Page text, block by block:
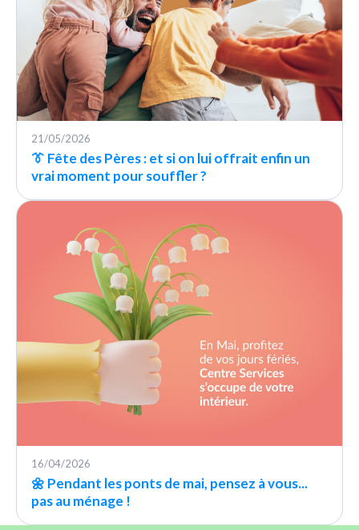
21/05/2026
👔 Fête des Pères : et si on lui offrait enfin un
vrai moment pour souffler ?
16/04/2026
🌼 Pendant les ponts de mai, pensez à vous...
pas au ménage !